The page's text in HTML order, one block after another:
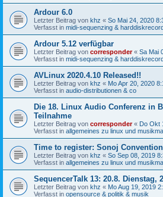
Ardour 6.0
Letzter Beitrag von khz « So Mai 24, 2020
Verfasst in midi-sequenzing &
Ardour 5.12 verfügbar
Letzter Beitrag von corresponder« Sa Mai
Verfasst in midi-sequenzing &
AVLinux 2020.4.10 Released!!
Letzter Beitrag von khz « Mo Apr 20, 2020
Verfasst in audio-distributionen & co
Die 18. Linux Audio Conferenz in
Teilnahme
Letzter Beitrag von corresponder« Do Okt
Verfasst in allgemeines zu linux und
Time to register: Sonoj
Letzter Beitrag von khz « So Sep 08, 2019
Verfasst in allgemeines zu linux und
SequencerTalk 13: 20.8. Dienstag,
Letzter Beitrag von khz « Mo Aug 19, 2019
Verfasst in opensource & politik & musik